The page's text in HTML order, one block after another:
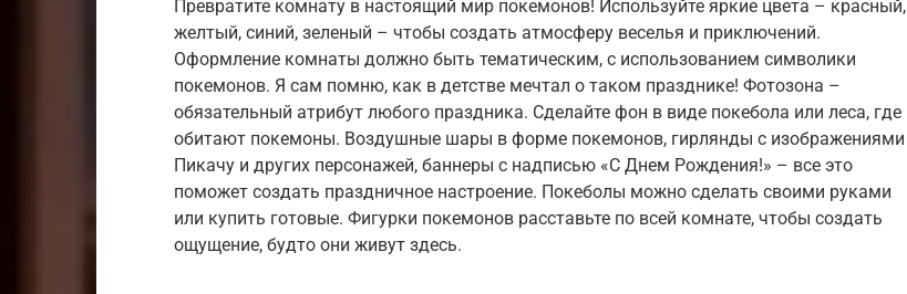
Превратите комнату в настоящий мир покемонов! Используйте яркие цвета – красный,
желтый, синий, зеленый – чтобы создать атмосферу веселья и приключений.
Оформление комнаты должно быть тематическим, с использованием символики
покемонов. Я сам помню, как в детстве мечтал о таком празднике! Фотозона –
обязательный атрибут любого праздника. Сделайте фон в виде покебола или леса, где
обитают покемоны. Воздушные шары в форме покемонов, гирлянды с изображениями
Пикачу и других персонажей, баннеры с надписью «С Днем Рождения!» – все это
поможет создать праздничное настроение. Покеболы можно сделать своими руками
или купить готовые. Фигурки покемонов расставьте по всей комнате, чтобы создать
ощущение, будто они живут здесь.